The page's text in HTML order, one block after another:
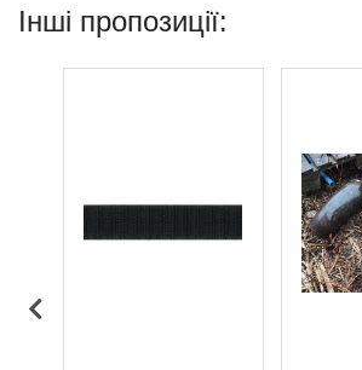
Інші пропозиції: